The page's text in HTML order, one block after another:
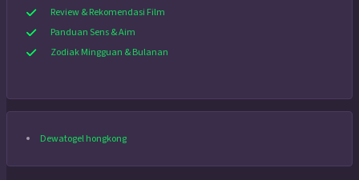
Review & Rekomendasi Film
Panduan Sens & Aim
Zodiak Mingguan & Bulanan
Dewatogel hongkong